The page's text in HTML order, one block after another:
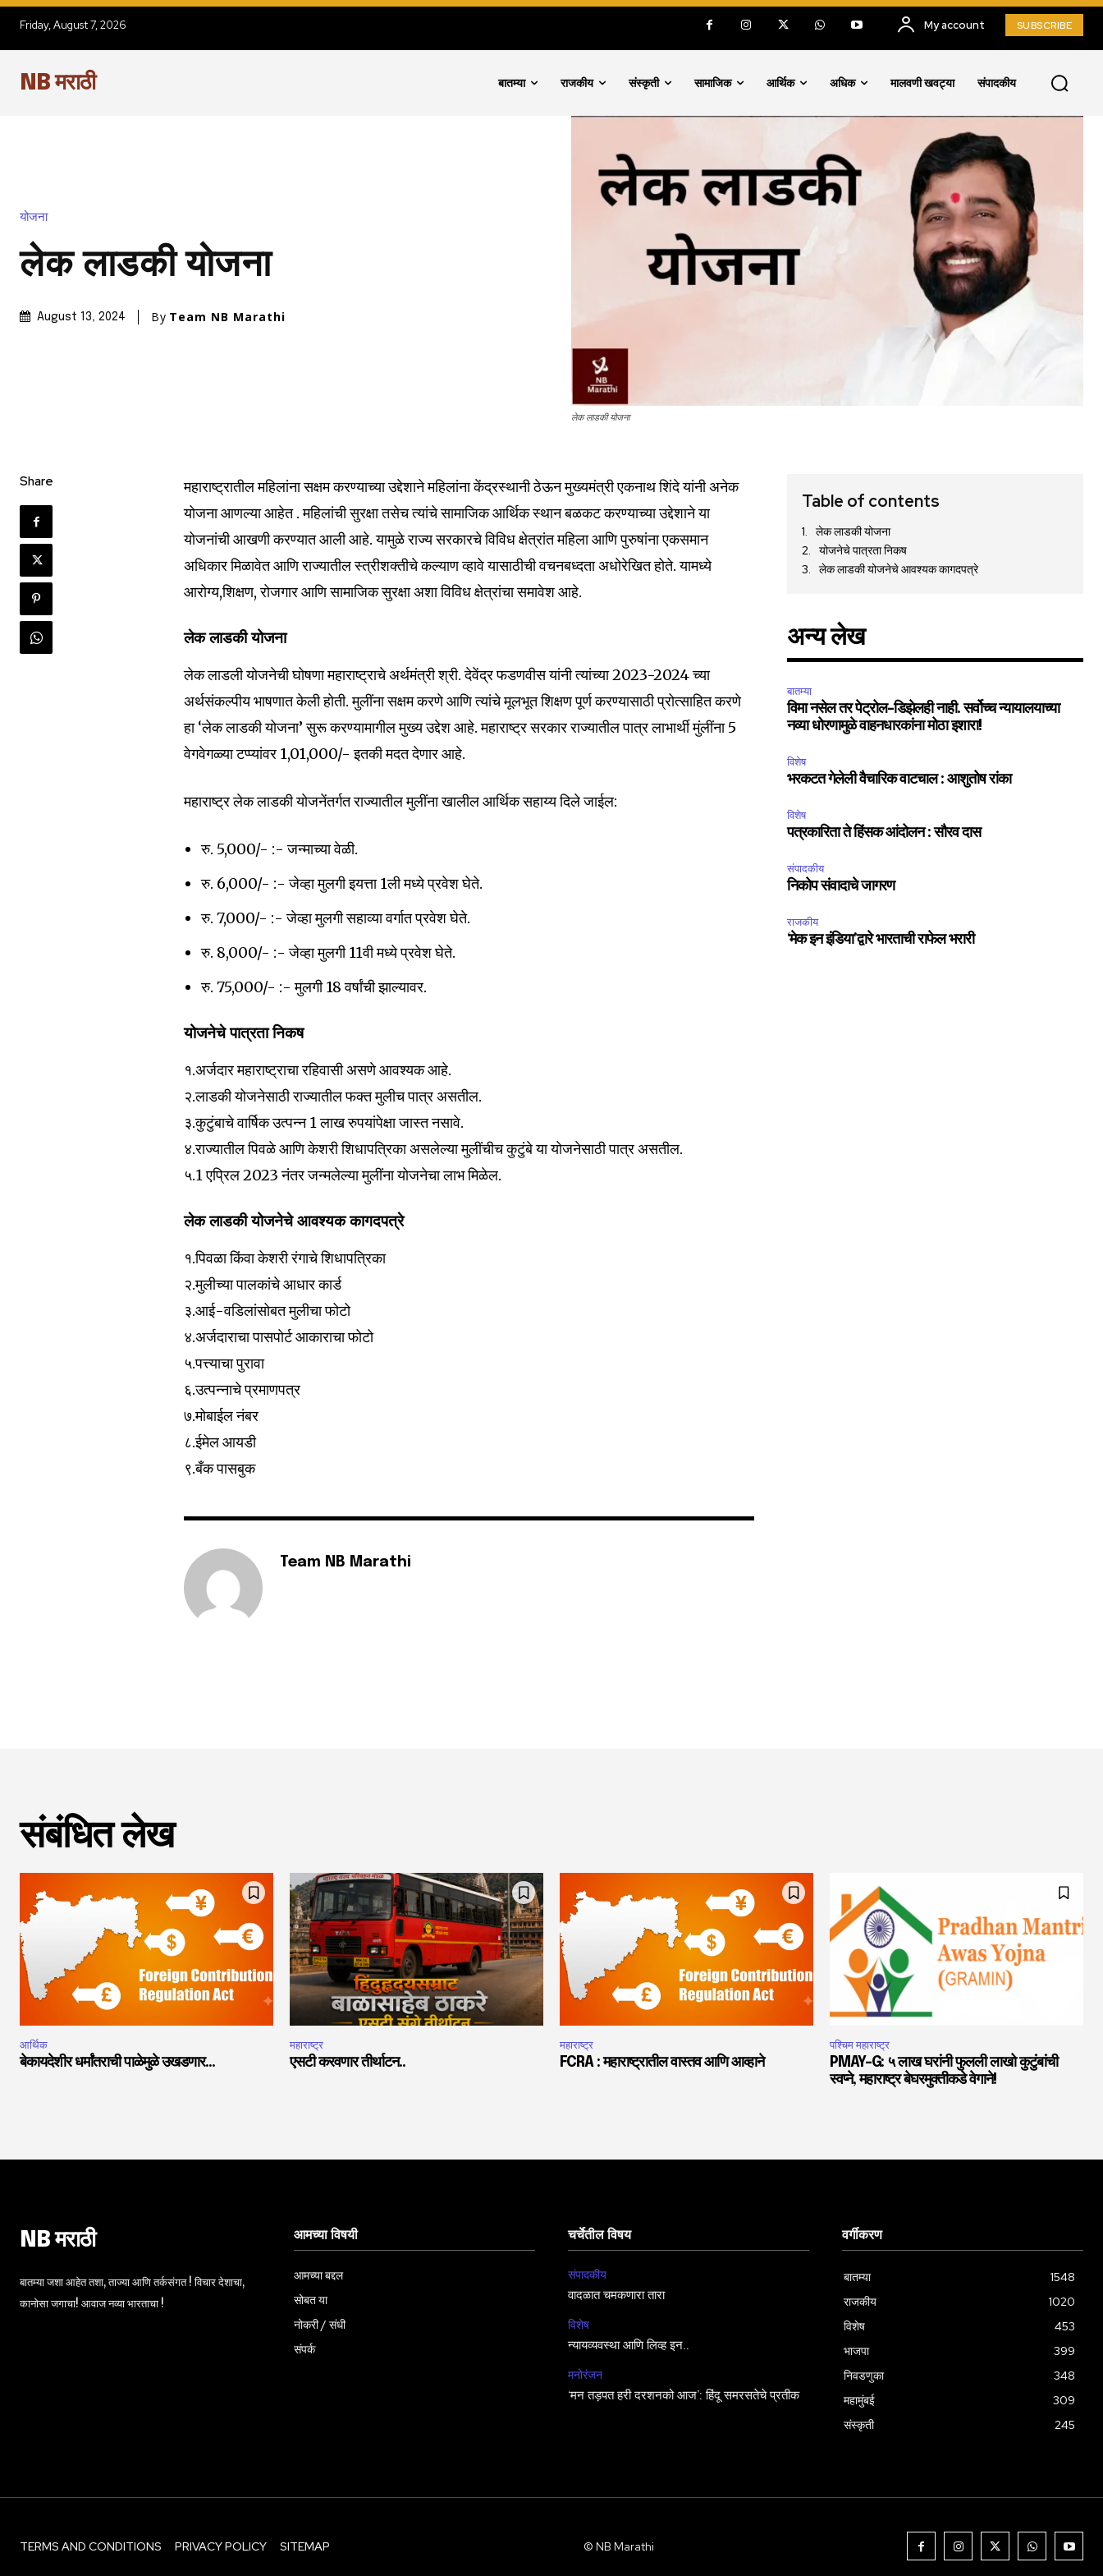
Join our community of
SUBSCRIBERS and be part
To subscribe, simply enter your email address on our website or click
the subscribe button below. Don't worry, we respect your privacy and
won't spam your inbox. Your information is safe with us.
SUBSCRIBE
Privacy Policy.
Fans
Friday, August 7, 2026 My account SUBSCRIBE
NB मराठी बातम्या राजकीय संस्कृती सामाजिक आर्थिक अधिक मालवणी खवट्या संपादकीय
योजना
लेक लाडकी योजना
August 13, 2024 By Team NB Marathi
लेक लाडकी योजना
Share
महाराष्ट्रातील महिलांना सक्षम करण्याच्या उद्देशाने महिलांना केंद्रस्थानी ठेऊन मुख्यमंत्री एकनाथ शिंदे यांनी अनेक
योजना आणल्या आहेत . महिलांची सुरक्षा तसेच त्यांचे सामाजिक आर्थिक स्थान बळकट करण्याच्या उद्देशाने या
योजनांची आखणी करण्यात आली आहे. यामुळे राज्य सरकारचे विविध क्षेत्रांत महिला आणि पुरुषांना एकसमान
अधिकार मिळावेत आणि राज्यातील स्त्रीशक्तीचे कल्याण व्हावे यासाठीची वचनबध्दता अधोरेखित होते. यामध्ये
आरोग्य,शिक्षण, रोजगार आणि सामाजिक सुरक्षा अशा विविध क्षेत्रांचा समावेश आहे.
लेक लाडकी योजना
लेक लाडली योजनेची घोषणा महाराष्ट्राचे अर्थमंत्री श्री. देवेंद्र फडणवीस यांनी त्यांच्या 2023-2024 च्या
अर्थसंकल्पीय भाषणात केली होती. मुलींना सक्षम करणे आणि त्यांचे मूलभूत शिक्षण पूर्ण करण्यासाठी प्रोत्साहित करणे
हा ‘लेक लाडकी योजना’ सुरू करण्यामागील मुख्य उद्देश आहे. महाराष्ट्र सरकार राज्यातील पात्र लाभार्थी मुंलींना 5
वेगवेगळ्या टप्प्यांवर 1,01,000/- इतकी मदत देणार आहे.
महाराष्ट्र लेक लाडकी योजनेंतर्गत राज्यातील मुलींना खालील आर्थिक सहाय्य दिले जाईल:
रु. 5,000/- :- जन्माच्या वेळी.
रु. 6,000/- :- जेव्हा मुलगी इयत्ता 1ली मध्ये प्रवेश घेते.
रु. 7,000/- :- जेव्हा मुलगी सहाव्या वर्गात प्रवेश घेते.
रु. 8,000/- :- जेव्हा मुलगी 11वी मध्ये प्रवेश घेते.
रु. 75,000/- :- मुलगी 18 वर्षांची झाल्यावर.
योजनेचे पात्रता निकष
१.अर्जदार महाराष्ट्राचा रहिवासी असणे आवश्यक आहे.
२.लाडकी योजनेसाठी राज्यातील फक्त मुलीच पात्र असतील.
३.कुटुंबाचे वार्षिक उत्पन्न 1 लाख रुपयांपेक्षा जास्त नसावे.
४.राज्यातील पिवळे आणि केशरी शिधापत्रिका असलेल्या मुलींचीच कुटुंबे या योजनेसाठी पात्र असतील.
५.1 एप्रिल 2023 नंतर जन्मलेल्या मुलींना योजनेचा लाभ मिळेल.
लेक लाडकी योजनेचे आवश्यक कागदपत्रे
१.पिवळा किंवा केशरी रंगाचे शिधापत्रिका
२.मुलीच्या पालकांचे आधार कार्ड
३.आई-वडिलांसोबत मुलीचा फोटो
४.अर्जदाराचा पासपोर्ट आकाराचा फोटो
५.पत्त्याचा पुरावा
६.उत्पन्नाचे प्रमाणपत्र
७.मोबाईल नंबर
८.ईमेल आयडी
९.बँक पासबुक
Team NB Marathi
Table of contents
लेक लाडकी योजना
योजनेचे पात्रता निकष
लेक लाडकी योजनेचे आवश्यक कागदपत्रे
अन्य लेख
बातम्या
विमा नसेल तर पेट्रोल-डिझेलही नाही. सर्वोच्च न्यायालयाच्या
नव्या धोरणामुळे वाहनधारकांना मोठा इशारा!
विशेष
भरकटत गेलेली वैचारिक वाटचाल : आशुतोष रांका
विशेष
पत्रकारिता ते हिंसक आंदोलन : सौरव दास
संपादकीय
निकोप संवादाचे जागरण
राजकीय
‘मेक इन इंडिया’द्वारे भारताची राफेल भरारी
संबंधित लेख
आर्थिक
बेकायदेशीर धर्मांतराची पाळेमुळे उखडणार…
महाराष्ट्र
एसटी करवणार तीर्थाटन..
महाराष्ट्र
FCRA : महाराष्ट्रातील वास्तव आणि आव्हाने
पश्चिम महाराष्ट्र
PMAY-G: ५ लाख घरांनी फुलली लाखो कुटुंबांची
स्वप्ने, महाराष्ट्र बेघरमुक्तीकडे वेगाने!
NB मराठी
बातम्या जशा आहेत तशा, ताज्या आणि तर्कसंगत ! विचार देशाचा,
कानोसा जगाचा! आवाज नव्या भारताचा !
आमच्या विषयी
आमच्या बद्दल
सोबत या
नोकरी / संधी
संपर्क
चर्चेतील विषय
संपादकीय
वादळात चमकणारा तारा
विशेष
न्यायव्यवस्था आणि लिव्ह इन..
मनोरंजन
‘मन तड़पत हरी दरशनको आज’: हिंदू समरसतेचे प्रतीक
वर्गीकरण
बातम्या
1548
राजकीय
1020
विशेष
453
भाजपा
399
निवडणुका
348
महामुंबई
309
संस्कृती
245
TERMS AND CONDITIONS PRIVACY POLICY SITEMAP © NB Marathi